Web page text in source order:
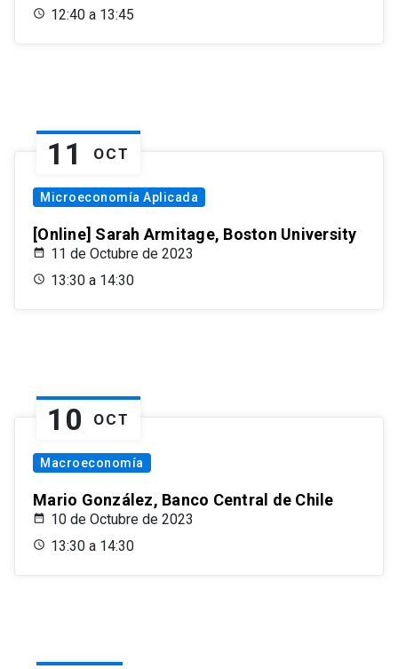
12:40 a 13:45
11 OCT
Microeconomía Aplicada
[Online] Sarah Armitage, Boston University
11 de Octubre de 2023
13:30 a 14:30
10 OCT
Macroeconomía
Mario González, Banco Central de Chile
10 de Octubre de 2023
13:30 a 14:30